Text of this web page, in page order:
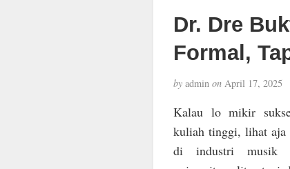
Dr. Dre
Formal,
byadmin onApril 17, 2025
Kalau lo mikir
kuliah tinggi, lihat aja
di industri musik